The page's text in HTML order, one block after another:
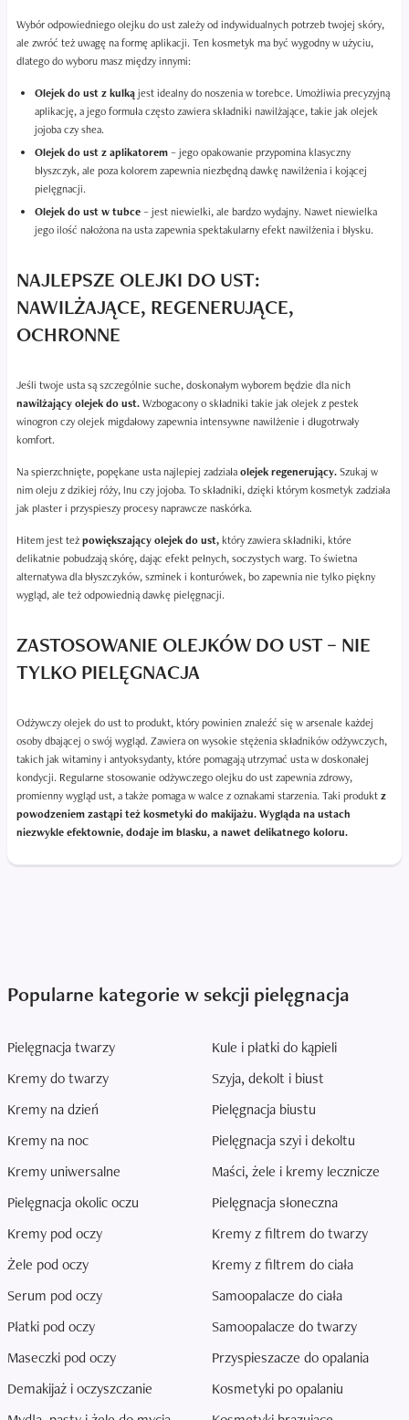
Wybór odpowiedniego olejku do ust zależy od indywidualnych potrzeb twojej skóry,
ale zwróć też uwagę na formę aplikacji. Ten kosmetyk ma być wygodny w użyciu,
dlatego do wyboru masz między innymi:
Olejek do ust z kulkąjest idealny do noszenia w torebce. Umożliwia precyzyjną
aplikację, a jego formuła często zawiera składniki nawilżające, takie jak olejek
jojoba czy shea.
Olejek do ust z aplikatorem– jego opakowanie przypomina klasyczny
błyszczyk, ale poza kolorem zapewnia niezbędną dawkę nawilżenia i kojącej
pielęgnacji.
Olejek do ust w tubce– jest niewielki, ale bardzo wydajny. Nawet niewielka
jego ilość nałożona na usta zapewnia spektakularny efekt nawilżenia i błysku.
NAJLEPSZE OLEJKI DO UST:
NAWILŻAJĄCE, REGENERUJĄCE,
OCHRONNE
Jeśli twoje usta są szczególnie suche, doskonałym wyborem będzie dla nich
nawilżający olejek do ust.Wzbogacony o składniki takie jak olejek z pestek
winogron czy olejek migdałowy zapewnia intensywne nawilżenie i długotrwały
komfort.
Na spierzchnięte, popękane usta najlepiej zadziałaolejek regenerujący.Szukaj w
nim oleju z dzikiej róży, lnu czy jojoba. To składniki, dzięki którym kosmetyk zadziała
jak plaster i przyspieszy procesy naprawcze naskórka.
Hitem jest teżpowiększający olejek do ust,który zawiera składniki, które
delikatnie pobudzają skórę, dając efekt pełnych, soczystych warg. To świetna
alternatywa dla błyszczyków, szminek i konturówek, bo zapewnia nie tylko piękny
wygląd, ale też odpowiednią dawkę pielęgnacji.
ZASTOSOWANIE OLEJKÓW DO UST – NIE
TYLKO PIELĘGNACJA
Odżywczy olejek do ust to produkt, który powinien znaleźć się w arsenale każdej
osoby dbającej o swój wygląd. Zawiera on wysokie stężenia składników odżywczych,
takich jak witaminy i antyoksydanty, które pomagają utrzymać usta w doskonałej
kondycji. Regularne stosowanie odżywczego olejku do ust zapewnia zdrowy,
promienny wygląd ust, a także pomaga w walce z oznakami starzenia. Taki produktz
powodzeniem zastąpi też kosmetyki do makijażu. Wygląda na ustach
niezwykle efektownie, dodaje im blasku, a nawet delikatnego koloru.
Popularne kategorie w sekcji pielęgnacja
Pielęgnacja twarzy
Kremy do twarzy
Kremy na dzień
Kremy na noc
Kremy uniwersalne
Pielęgnacja okolic oczu
Kremy pod oczy
Żele pod oczy
Serum pod oczy
Płatki pod oczy
Maseczki pod oczy
Demakijaż i oczyszczanie
Kule i płatki do kąpieli
Szyja, dekolt i biust
Pielęgnacja biustu
Pielęgnacja szyi i dekoltu
Maści, żele i kremy lecznicze
Pielęgnacja słoneczna
Kremy z filtrem do twarzy
Kremy z filtrem do ciała
Samoopalacze do ciała
Samoopalacze do twarzy
Przyspieszacze do opalania
Kosmetyki po opalaniu